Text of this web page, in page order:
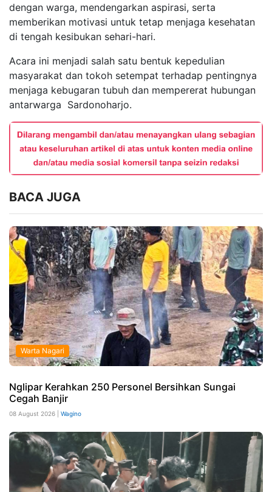
dengan warga, mendengarkan aspirasi, serta
memberikan motivasi untuk tetap menjaga kesehatan
di tengah kesibukan sehari-hari.
Acara ini menjadi salah satu bentuk kepedulian
masyarakat dan tokoh setempat terhadap pentingnya
menjaga kebugaran tubuh dan mempererat hubungan
antarwarga Sardonoharjo.
BACA JUGA
Warta Nagari
Nglipar Kerahkan 250 Personel Bersihkan Sungai
Cegah Banjir
08 August 2026 | Wagino